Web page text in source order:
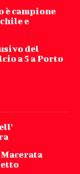
è campione
e
del
a 5 a Porto